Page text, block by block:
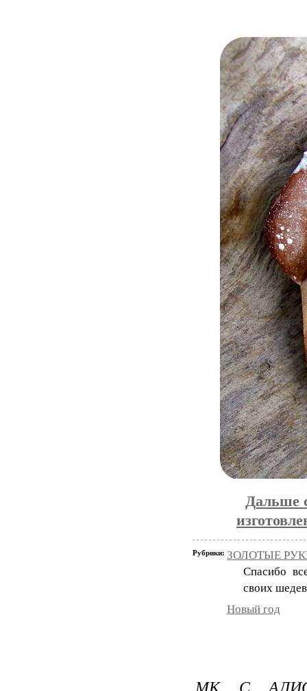
Дальше
Рубрики: ЗОЛОТЫЕ
Спасибо
своих
Новый год
МК С